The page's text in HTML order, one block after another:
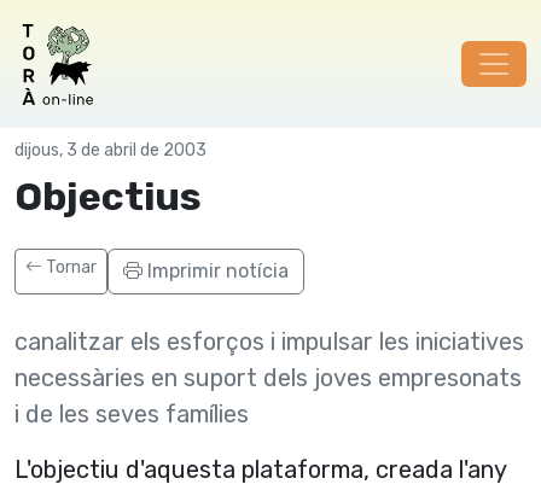
dijous, 3 de abril de 2003
Objectius
Tornar Imprimir notícia
canalitzar els esforços i impulsar les iniciatives
necessàries en suport dels joves empresonats
i de les seves famí­lies
L'objectiu d'aquesta plataforma, creada l'any